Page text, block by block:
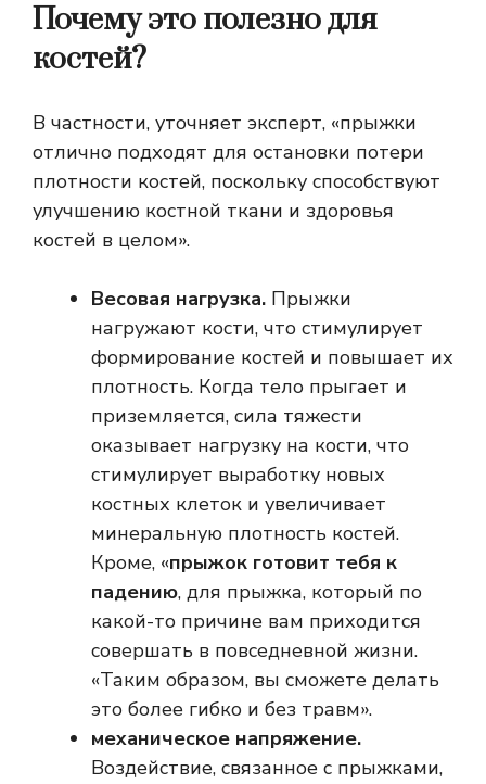
Почему это полезно для
костей?
В частности, уточняет эксперт, «прыжки
отлично подходят для остановки потери
плотности костей, поскольку способствуют
улучшению костной ткани и здоровья
костей в целом».
Весовая нагрузка. Прыжки
нагружают кости, что стимулирует
формирование костей и повышает их
плотность. Когда тело прыгает и
приземляется, сила тяжести
оказывает нагрузку на кости, что
стимулирует выработку новых
костных клеток и увеличивает
минеральную плотность костей.
Кроме, «прыжок готовит тебя к
падению, для прыжка, который по
какой-то причине вам приходится
совершать в повседневной жизни.
«Таким образом, вы сможете делать
это более гибко и без травм».
механическое напряжение.
Воздействие, связанное с прыжками,